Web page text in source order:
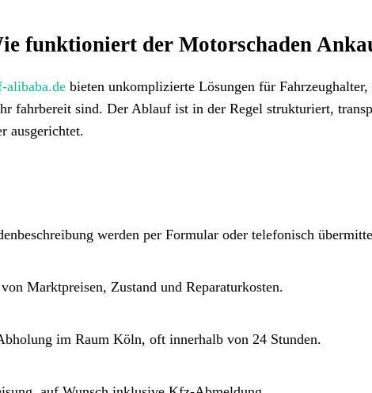
funktioniert der Motorschaden
alibaba.de bieten unkomplizierte Lösungen für Fahrzeughalter,
fahrbereit sind. Der Ablauf ist in der Regel strukturiert,
ausgerichtet.
werden per Formular oder telefonisch
Marktpreisen, Zustand und Reparaturkosten.
im Raum Köln, oft innerhalb von 24 Stunden.